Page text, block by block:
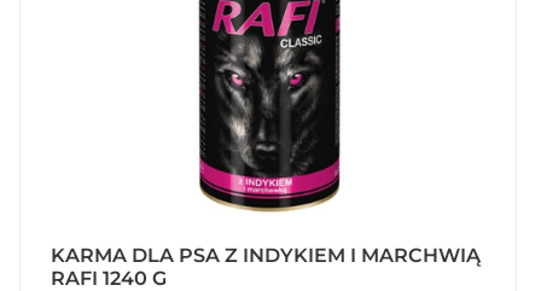
KARMA DLA PSA Z INDYKIEM I MARCHWIĄ
RAFI 1240 G